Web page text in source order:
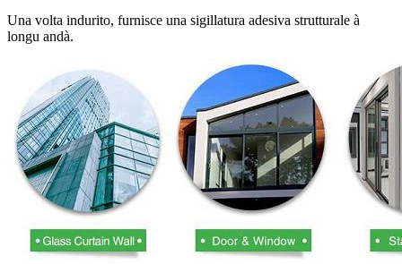
Una volta indurito, furnisce una sigillatura adesiva strutturale à
longu andà.